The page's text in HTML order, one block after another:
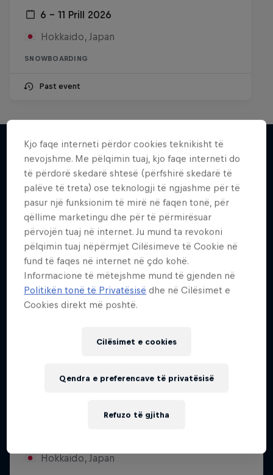
6 – 11 Prill 2026
Hokkaido, Japan
SNOWBOARDING
Past event
Më shumë si kjo
Hokkaido, Japan
Kjo faqe interneti përdor cookies teknikisht të
nevojshme. Me pëlqimin tuaj, kjo faqe interneti do
të përdorë skedarë shtesë (përfshirë skedarë të
palëve të treta) ose teknologji të ngjashme për të
pasur një funksionim të mirë në faqen tonë, për
qëllime marketingu dhe për të përmirësuar
përvojën tuaj në internet. Ju mund ta revokoni
pëlqimin tuaj nëpërmjet Cilësimeve të Cookie në
fund të faqes në internet në çdo kohë.
Informacione të mëtejshme mund të gjenden në
Politikën tonë të Privatësisë dhe në Cilësimet e
Cookies direkt më poshtë.
Cilësimet e cookies
Refuzo të gjitha
Qendra e preferencave të privatësisë